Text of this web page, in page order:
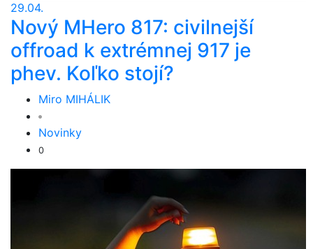
29.04.
Nový MHero 817: civilnejší
offroad k extrémnej 917 je
phev. Koľko stojí?
Miro MIHÁLIK
Novinky
0